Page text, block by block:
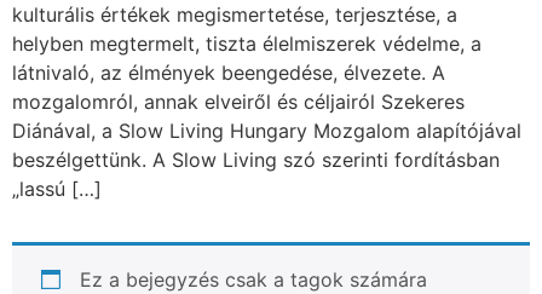
kulturális értékek megismertetése, terjesztése, a
helyben megtermelt, tiszta élelmiszerek védelme, a
látnivaló, az élmények beengedése, élvezete. A
mozgalomról, annak elveiről és céljairól Szekeres
Diánával, a Slow Living Hungary Mozgalom alapítójával
beszélgettünk. A Slow Living szó szerinti fordításban
„lassú […]
Ez a bejegyzés csak a tagok számára